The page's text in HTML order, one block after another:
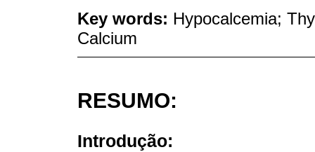
Key words: Hypocalcemia;
Calcium
RESUMO:
Introdução: